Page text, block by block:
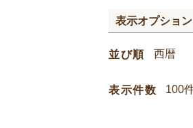
表示オプション
並び順
表示件数